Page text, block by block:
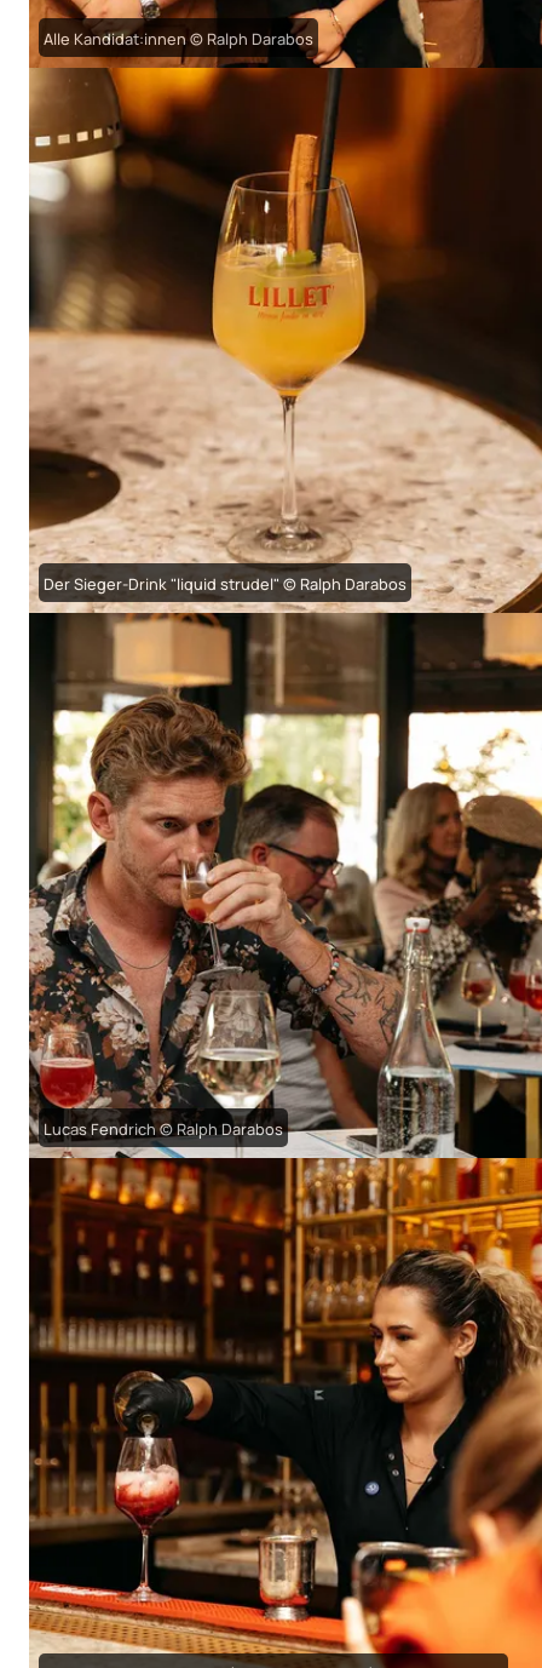
Alle Kandidat:innen © Ralph Darabos
Der Sieger-Drink "liquid strudel" © Ralph Darabos
Lucas Fendrich © Ralph Darabos